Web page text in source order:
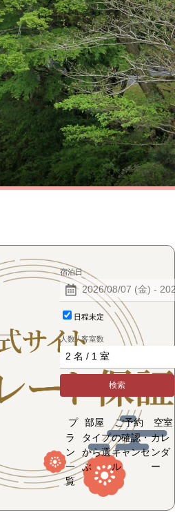
宿泊日
日程未定
人数 / 客室数
検索
プ
ラ
ン
一
覧
部屋
タイプ
から選
ぶ
ご予約
の確認・
キャンセ
ル
空室
カレ
ンダ
ー